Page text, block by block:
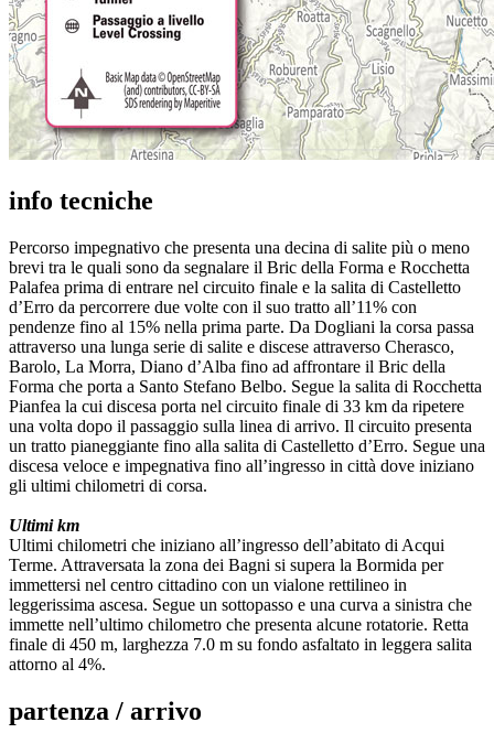
info tecniche
Percorso impegnativo che presenta una decina di salite più o meno
brevi tra le quali sono da segnalare il Bric della Forma e Rocchetta
Palafea prima di entrare nel circuito finale e la salita di Castelletto
d’Erro da percorrere due volte con il suo tratto all’11% con
pendenze fino al 15% nella prima parte. Da Dogliani la corsa passa
attraverso una lunga serie di salite e discese attraverso Cherasco,
Barolo, La Morra, Diano d’Alba fino ad affrontare il Bric della
Forma che porta a Santo Stefano Belbo. Segue la salita di Rocchetta
Pianfea la cui discesa porta nel circuito finale di 33 km da ripetere
una volta dopo il passaggio sulla linea di arrivo. Il circuito presenta
un tratto pianeggiante fino alla salita di Castelletto d’Erro. Segue una
discesa veloce e impegnativa fino all’ingresso in città dove iniziano
gli ultimi chilometri di corsa.
Ultimi km
Ultimi chilometri che iniziano all’ingresso dell’abitato di Acqui
Terme. Attraversata la zona dei Bagni si supera la Bormida per
immettersi nel centro cittadino con un vialone rettilineo in
leggerissima ascesa. Segue un sottopasso e una curva a sinistra che
immette nell’ultimo chilometro che presenta alcune rotatorie. Retta
finale di 450 m, larghezza 7.0 m su fondo asfaltato in leggera salita
attorno al 4%.
partenza / arrivo